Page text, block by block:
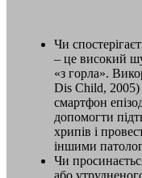
Чи
– це високий
«з горла».
Dis Child, 2005)
смартфон
допомогти
хрипів і
іншими
Чи
або